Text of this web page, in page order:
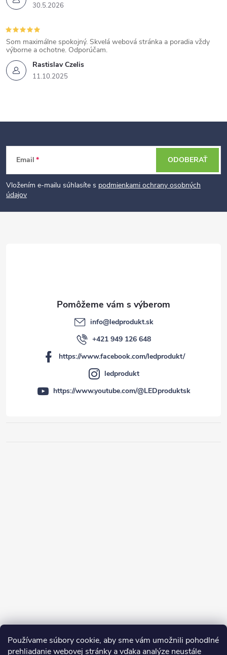
Používame súbory cookie, aby sme vám umožnili pohodlné
prehliadanie webovej stránky a vďaka analýze neustále
30.5.2026
Rastislav Czelis
11.10.2025
Som maximálne spokojný. Skvelá webová stránka a poradia vždy
výborne a ochotne. Odporúčam.
t
Email
Vložením e-mailu súhlasíte s podmienkami ochrany osobných
údajov
ODOBERAŤ
info@ledprodukt.sk
+421 949 126 648
https://www.facebook.com/ledprodukt/
ledprodukt
https://www.youtube.com/@LEDproduktsk